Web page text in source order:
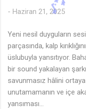
- Haziran 21, 2025
Yeni nesil duyguların
parçasında, kalp
üslubuyla yansıtıyor.
bir sound yakalayan
savunmasız hâlini
unutamamanın ve içe
yansıması...
♪